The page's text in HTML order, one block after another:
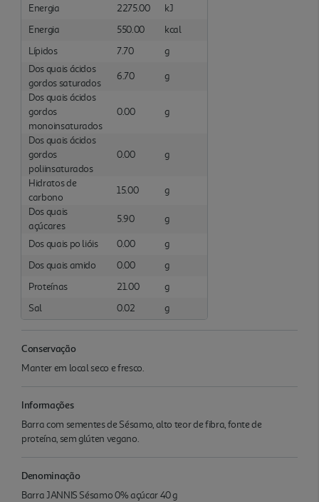
Energia 2275.00
kJ
Energia
550.00
kcal
Lípidos
7.70
g
Dos quais ácidos
gordos saturados
6.70
g
Dos quais ácidos
gordos
monoinsaturados
0.00 g
Dos quais ácidos
gordos
poliinsaturados
0.00 g
Hidratos de
carbono
15.00
g
Dos quais
açúcares
5.90 g
Dos quais po lióis 0.00
g
Dos quais amido
0.00
g
Proteínas
21.00
g
Sal
0.02 g
Conservação
Manter em local seco e fresco.
Informações
Barra com sementes de Sésamo, alto teor de fibra, fonte de
proteína, sem glúten vegano.
Denominação
Barra JANNIS Sésamo 0% açúcar 40 g